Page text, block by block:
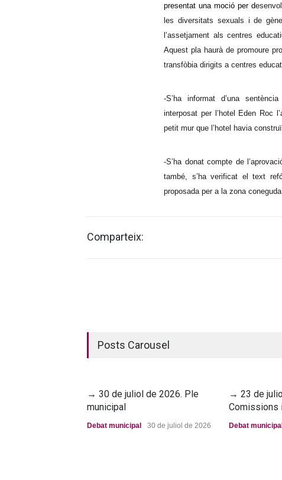
presentat una moció per d
les diversitats sexuals i de
l’assetjament als centres
Aquest pla haurà de promoure
transfòbia dirigits a centres
-S’ha informat d’una
interposat per l’hotel Eden Roc
petit mur que l’hotel havia
-S’ha donat compte de
també, s’ha verificat el text
proposada per a la zona coneguda
Comparteix:
Posts Carousel
→ 30 de juliol de 2026. Ple
municipal
Debat municipal 30 de juliol de 2026
→ 23 de
Comissions
Debat municipal